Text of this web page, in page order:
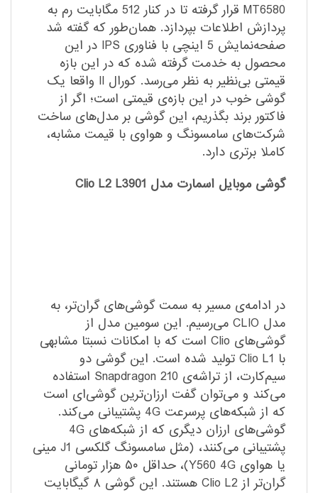
MT6580 قرار گرفته تا در کنار 512 مگابایت رم به
پردازش اطلاعات بپردازد. همان‌طور که گفته شد
صفحه‌نمایش 5 اینچی با فناوری IPS در این
محصول به خدمت گرفته شده که در این بازه
قیمتی بی‌نظیر به نظر می‌رسد. کورال II واقعا یک
گوشی خوب در این بازه‌ی قیمتی است؛ اگر از
فاکتور برند بگذریم، این گوشی بر مدل‌های ساخت
شرکت‌های سامسونگ و هواوی با قیمت مشابه،
کاملا برتری دارد.
گوشی موبایل اسمارت مدل Clio L2 L3901
در ادامه‌ی مسیر به سمت گوشی‌های گران‌تر، به
مدل CLIO می‌رسیم. این سومین مدل از
گوشی‌های Clio است که با امکانات نسبتا مشابهی
با Clio L1 تولید شده است. این گوشی دو
سیم‌کارت، از تراشه‌ی Snapdragon 210 استفاده
می‌کند و می‌توان گفت ارزان‌ترین گوشی‌ای است
که از شبکه‌های پرسرعت 4G پشتیبانی می‌کند.
گوشی‌های ارزان دیگری که از شبکه‌های 4G
پشتیبانی می‌کنند، (مثل سامسونگ گلکسی J1 مینی
یا هواوی Y560 4G)، حداقل ۵۰ هزار تومانی
گران‌تر از Clio L2 هستند. این گوشی ۸ گیگابایت